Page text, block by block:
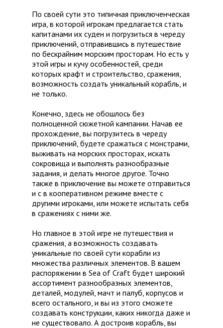
По своей сути это типичная приключенческая
игра, в которой игрокам предлагается стать
капитанами их суден и погрузиться в череду
приключений, отправившись в путешествие
по бескрайним морским просторам. Но есть у
этой игры и кучу особенностей, среди
которых крафт и строительство, сражения,
возможность создать уникальный корабль, и
не только.
Конечно, здесь не обошлось без
полноценной сюжетной кампании. Начав ее
прохождение, вы погрузитесь в череду
приключений, будете сражаться с монстрами,
выживать на морских просторах, искать
сокровища и выполнять разнообразные
задания, и делать многое другое. Точно
также в приключение вы можете отправиться
и с в кооперативном режиме вместе с
другими игроками, или можете испытать себя
в сражениях с ними же.
Но главное в этой игре не путешествия и
сражения, а возможность создавать
уникальные по своей сути корабли из
множества различных элементов. В вашем
распоряжении в Sea of Craft будет широкий
ассортимент разнообразных элементов,
деталей, модулей, мачт и палуб, корпусов и
всего остального, и вы из этого сможете
создавать конструкции, каких никогда даже и
не существовало. А достроив корабль, вы